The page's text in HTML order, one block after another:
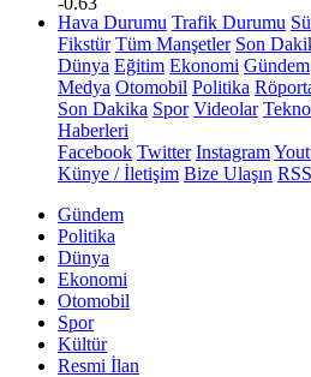
Hava Durumu Trafik Durumu
Fikstür Tüm Manşetler Son
Dünya Eğitim Ekonomi Gündem
Medya Otomobil Politika
Son Dakika Spor Videolar
Haberleri
Facebook Twitter Instagram
Künye / İletişim Bize Ulaşın
Gündem
Politika
Dünya
Ekonomi
Otomobil
Spor
Kültür
Resmi İlan